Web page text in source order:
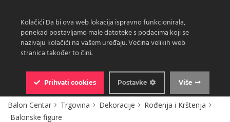
Balon Centar Trgovina Dekoracije
Rođenja i Krštenja
Balonske figure
Kolačići Da bi ova web lokacija ispravno funkcionirala,
ponekad postavljamo male datoteke s podacima koji se
nazivaju kolačići na vašem uređaju. Većina velikih web
stranica također to čini.
Prihvati cookies Više
Postavke